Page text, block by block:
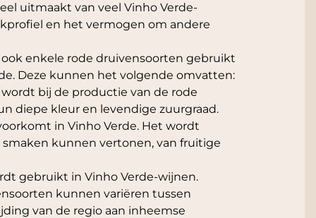
uitmaakt van veel Vinho Verde-
en het vermogen om andere
enkele rode druivensoorten gebruikt
Deze kunnen het volgende omvatten:
bij de productie van de rode
diepe kleur en levendige zuurgraad.
in Vinho Verde. Het wordt
kunnen vertonen, van fruitige
gebruikt in Vinho Verde-wijnen.
kunnen variëren tussen
van de regio aan inheemse